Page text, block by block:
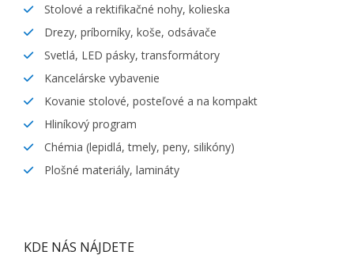
Stolové a rektifikačné nohy, kolieska
Drezy, príborníky, koše, odsávače
Svetlá, LED pásky, transformátory
Kancelárske vybavenie
Kovanie stolové, posteľové a na kompakt
Hliníkový program
Chémia (lepidlá, tmely, peny, silikóny)
Plošné materiály, lamináty
KDE NÁS NÁJDETE